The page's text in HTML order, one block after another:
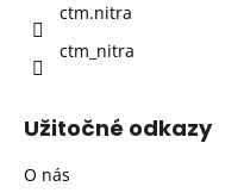
ctm.nitra
ctm_nitra
Užitočné odkazy
O nás